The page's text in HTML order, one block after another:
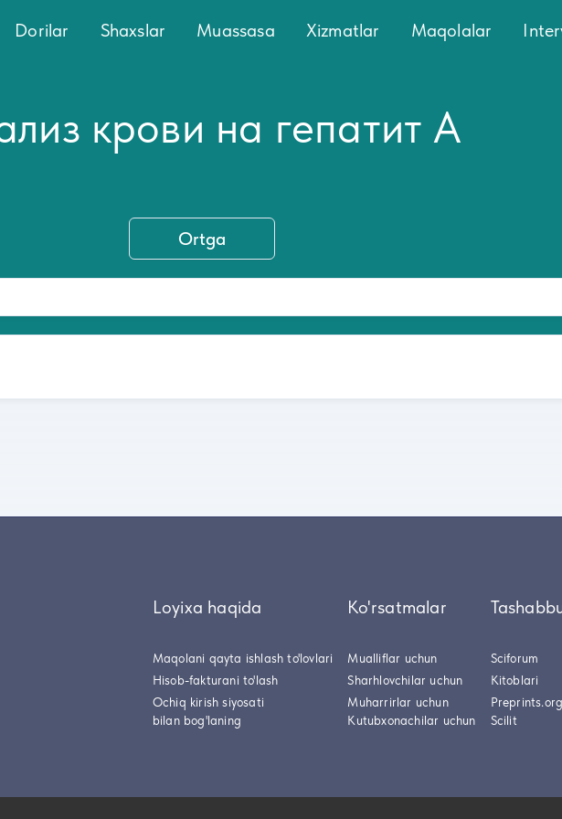
Dorilar Shaxslar Muassasa Xizmatlar Maqolalar
крови на гепатит А
Ortga
Loyixa haqida
Maqolani qayta ishlash to'lovlari
Hisob-fakturani to'lash
Ochiq kirish siyosati
bilan bog'laning
Ko'rsatmalar
Mualliflar uchun
Sharhlovchilar uchun
Muharrirlar uchun
Kutubxonachilar uchun
Sciforum
Kitoblari
Preprints.org
Scilit